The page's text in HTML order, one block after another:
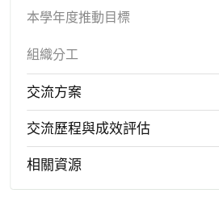
本學年度推動目標
組織分工
交流方案
交流歷程與成效評估
相關資源